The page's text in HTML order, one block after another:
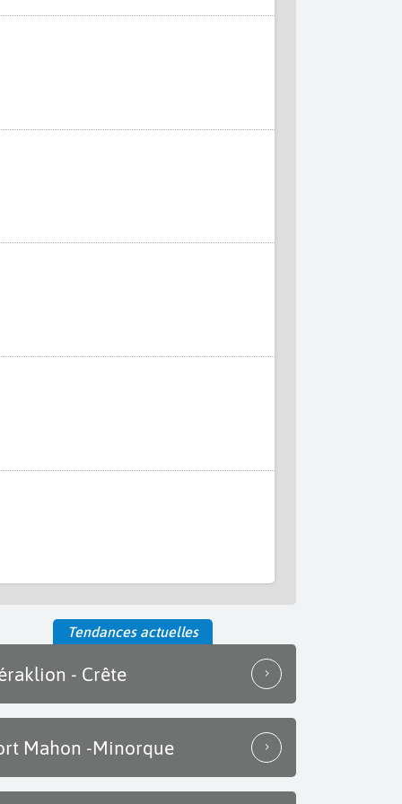
Tendances actuelles
- Crête
Mahon -Minorque